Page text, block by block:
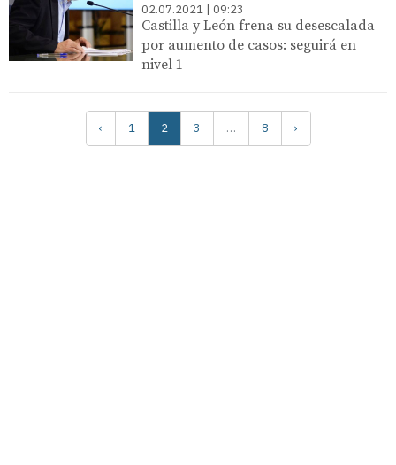
02.07.2021 | 09:23
Castilla y León frena su desescalada
por aumento de casos: seguirá en
nivel 1
‹ 1 2 3 … 8 ›